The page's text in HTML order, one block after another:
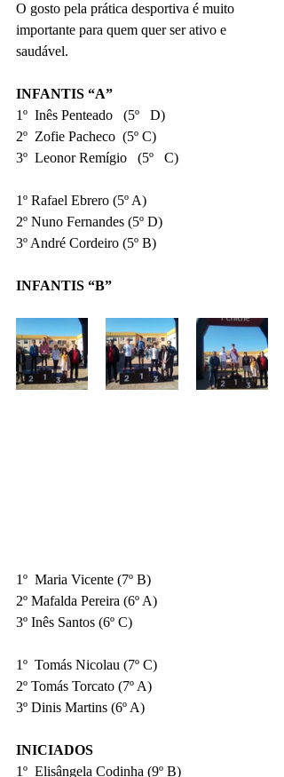
O gosto pela prática desportiva é muito
importante para quem quer ser ativo e
saudável.
INFANTIS “A”
1º  Inês Penteado   (5º   D)
2º  Zofie Pacheco  (5º C)
3º  Leonor Remígio   (5º   C)
1º Rafael Ebrero (5º A)
2º Nuno Fernandes (5º D)
3º André Cordeiro (5º B)
INFANTIS “B”
1º  Maria Vicente (7º B)
2º Mafalda Pereira (6º A)
3º Inês Santos (6º C)
1º  Tomás Nicolau (7º C)
2º Tomás Torcato (7º A)
3º Dinis Martins (6º A)
INICIADOS
1º  Elisângela Codinha (9º B)